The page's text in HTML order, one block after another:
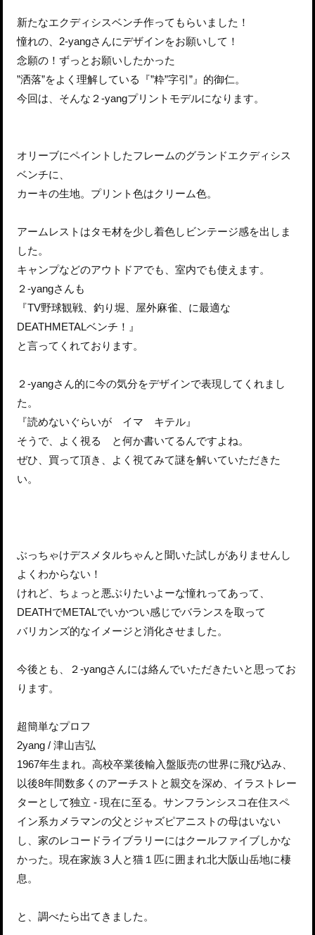
新たなエクディシスベンチ作ってもらいました！
憧れの、2-yangさんにデザインをお願いして！
念願の！ずっとお願いしたかった
”洒落”をよく理解している『”粋”字引”』的御仁。
今回は、そんな２-yangプリントモデルになります。
オリーブにペイントしたフレームのグランドエクディシス
ベンチに、
カーキの生地。プリント色はクリーム色。
アームレストはタモ材を少し着色しビンテージ感を出しま
した。
キャンプなどのアウトドアでも、室内でも使えます。
２-yangさんも
『TV野球観戦、釣り堀、屋外麻雀、に最適な
DEATHMETALベンチ！』
と言ってくれております。
２-yangさん的に今の気分をデザインで表現してくれまし
た。
『読めないぐらいが イマ キテル』
そうで、よく視る と何か書いてるんですよね。
ぜひ、買って頂き、よく視てみて謎を解いていただきた
い。
ぶっちゃけデスメタルちゃんと聞いた試しがありませんし
よくわからない！
けれど、ちょっと悪ぶりたいよーな憧れってあって、
DEATHでMETALでいかつい感じでバランスを取って
バリカンズ的なイメージと消化させました。
今後とも、２-yangさんには絡んでいただきたいと思ってお
ります。
超簡単なプロフ
2yang / 津山吉弘
1967年生まれ。高校卒業後輸入盤販売の世界に飛び込み、
以後8年間数多くのアーチストと親交を深め、イラストレー
ターとして独立 - 現在に至る。サンフランシスコ在住スペ
イン系カメラマンの父とジャズピアニストの母はいない
し、家のレコードライブラリーにはクールファイブしかな
かった。現在家族３人と猫１匹に囲まれ北大阪山岳地に棲
息。
と、調べたら出てきました。